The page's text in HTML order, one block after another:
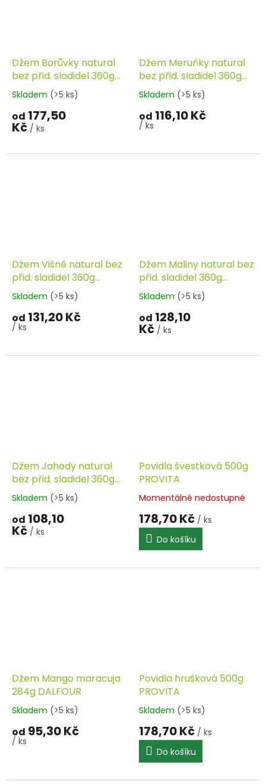
Džem Borůvky natural
bez přid. sladidel 360g
ZDRAVÝ VĚK
Skladem (>5 ks)
od 177,50
Kč / ks
Džem Meruňky natural
bez přid. sladidel 360g
ZDRAVÝ VĚK
Skladem (>5 ks)
od 116,10 Kč
/ ks
Džem Višně natural bez
přid. sladidel 360g
ZDRAVÝ VĚK
Skladem (>5 ks)
od 131,20 Kč
/ ks
Džem Maliny natural bez
přid. sladidel 360g
ZDRAVÝ VĚK
Skladem (>5 ks)
od 128,10
Kč / ks
Džem Jahody natural
bez přid. sladidel 360g
ZDRAVÝ VĚK
Skladem (>5 ks)
od 108,10
Kč / ks
Povidla švestková 500g
PROVITA
Momentálně nedostupné
178,70 Kč / ks
Do košíku
Džem Mango maracuja
284g DALFOUR
Skladem (>5 ks)
od 95,30 Kč
/ ks
Povidla hrušková 500g
PROVITA
Skladem (>5 ks)
178,70 Kč / ks
Do košíku